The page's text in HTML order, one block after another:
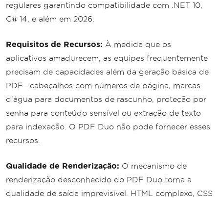
regulares garantindo compatibilidade com .NET 10,
C# 14, e além em 2026.
Requisitos de Recursos: À medida que os
aplicativos amadurecem, as equipes frequentemente
precisam de capacidades além da geração básica de
PDF—cabeçalhos com números de página, marcas
d'água para documentos de rascunho, proteção por
senha para conteúdo sensível ou extração de texto
para indexação. O PDF Duo não pode fornecer esses
recursos.
Qualidade de Renderização: O mecanismo de
renderização desconhecido do PDF Duo torna a
qualidade de saída imprevisível. HTML complexo, CSS